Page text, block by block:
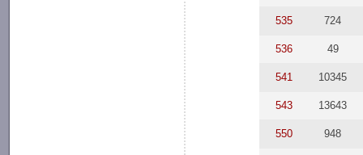
535 724
536 49
541 10345
543 13643
550 948